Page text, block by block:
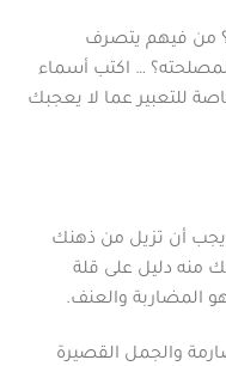
من فيهم يتصرف
… اكتب أسماء
للتعبير عما لا يعجبك
يجب أن تزيل من ذهنك
منه دليل على قلة
المضاربة والعنف.
والجمل القصيرة